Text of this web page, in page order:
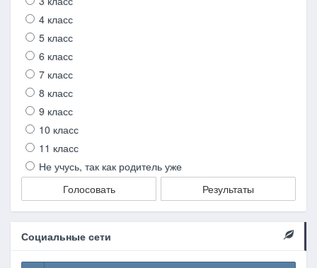
4 класс
5 класс
6 класс
7 класс
8 класс
9 класс
10 класс
11 класс
Не учусь, так как родитель уже
Голосовать
Результаты
Социальные сети